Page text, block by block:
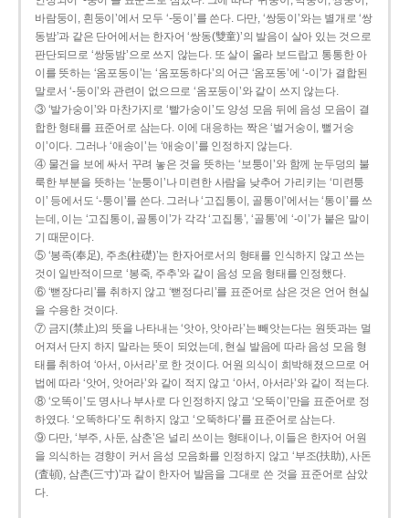
바람둥이, 흰둥이’에서 모두 ‘-둥이’를 쓴다. 다만, ‘쌍둥이’와는 별개로 ‘쌍
동밤’과 같은 단어에서는 한자어 ‘쌍동(雙童)’의 발음이 살아 있는 것으로
판단되므로 ‘쌍둥밤’으로 쓰지 않는다. 또 살이 올라 보드랍고 통통한 아
이를 뜻하는 ‘옴포동이’는 ‘옴포동하다’의 어근 ‘옴포동’에 ‘-이’가 결합된
말로서 ‘-둥이’와 관련이 없으므로 ‘옴포둥이’와 같이 쓰지 않는다.
③ ‘발가숭이’와 마찬가지로 ‘빨가숭이’도 양성 모음 뒤에 음성 모음이 결
합한 형태를 표준어로 삼는다. 이에 대응하는 짝은 ‘벌거숭이, 뻘거숭
이’이다. 그러나 ‘애송이’는 ‘애숭이’를 인정하지 않는다.
④ 물건을 보에 싸서 꾸려 놓은 것을 뜻하는 ‘보퉁이’와 함께 눈두덩의 불
룩한 부분을 뜻하는 ‘눈퉁이’나 미련한 사람을 낮추어 가리키는 ‘미련퉁
이’ 등에서도 ‘-퉁이’를 쓴다. 그러나 ‘고집통이, 골통이’에서는 ‘통이’를 쓰
는데, 이는 ‘고집통이, 골통이’가 각각 ‘고집통’, ‘골통’에 ‘-이’가 붙은 말이
기 때문이다.
⑤ ‘봉족(奉足), 주초(柱礎)’는 한자어로서의 형태를 인식하지 않고 쓰는
것이 일반적이므로 ‘봉죽, 주추’와 같이 음성 모음 형태를 인정했다.
⑥ ‘뻗장다리’를 취하지 않고 ‘뻗정다리’를 표준어로 삼은 것은 언어 현실
을 수용한 것이다.
⑦ 금지(禁止)의 뜻을 나타내는 ‘앗아, 앗아라’는 빼앗는다는 원뜻과는 멀
어져서 단지 하지 말라는 뜻이 되었는데, 현실 발음에 따라 음성 모음 형
태를 취하여 ‘아서, 아서라’로 한 것이다. 어원 의식이 희박해졌으므로 어
법에 따라 ‘앗어, 앗어라’와 같이 적지 않고 ‘아서, 아서라’와 같이 적는다.
⑧ ‘오똑이’도 명사나 부사로 다 인정하지 않고 ‘오뚝이’만을 표준어로 정
하였다. ‘오똑하다’도 취하지 않고 ‘오뚝하다’를 표준어로 삼는다.
⑨ 다만, ‘부주, 사둔, 삼춘’은 널리 쓰이는 형태이나, 이들은 한자어 어원
을 의식하는 경향이 커서 음성 모음화를 인정하지 않고 ‘부조(扶助), 사돈
(査頓), 삼촌(三寸)’과 같이 한자어 발음을 그대로 쓴 것을 표준어로 삼았
다.